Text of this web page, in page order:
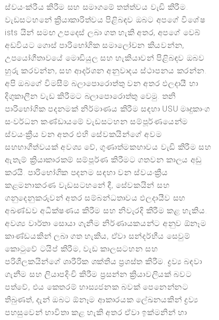
ස්වයංක්රීය කිරීම සහ සමාගමේ තත්ත්වය වැඩි කිරීම.
වැඩසටහනේ ක්‍රියාකාරිත්වය පිළිබඳව ඔබට අපගේ විශේෂ
ists යින් සමඟ උපදෙස් ලබා ගත හැකි අතර, අපගේ වෙබ්
අඩවියට ගොස් පාරිභෝගික සමාලෝචන කියවන්න,
උපයෝගීතාවයේ මොඩියුල සහ හැකියාවන් පිළිබඳව ඔබව
හුරු කරවන්න, සහ ආදර්ශන අනුවාදය ස්ථාපනය කරන්න.
අපි ඔබගේ විමසීම් බලාපොරොත්තු වන අතර ඵලදායී හා
දිගුකාලීන වැඩ කිරීමට බලාපොරොත්තු වෙමු. තනි
පාරිභෝගික පදනමක් නිර්මාණය කිරීම සඳහා USU මෘදුකාංග
සංවර්ධන කණ්ඩායමේ වැඩසටහන සම්පූර්ණයෙන්ම
ස්වයංක්‍රීය වන අතර එහි සේවකයින්ගේ අවම
සහභාගීත්වයක් අවශ්‍ය වේ, ගුණාත්මකභාවය වැඩි කිරීම සහ
ඇතැම් ක්‍රියාකාරකම් සම්පූර්ණ කිරීමට ගතවන කාලය අඩු
කරයි. පාරිභෝගික පදනම සඳහා වන ස්වයංක්‍රීය
කළමනාකරණ වැඩසටහනේ දී, සේවකයින් සහ
ගනුදෙනුකරුවන් අතර සම්බන්ධතාවය ඵලදායීව සහ
අඛණ්ඩව අධීක්ෂණය කිරීම සහ නිවැරදි කිරීම කළ හැකිය.
අවශ්‍ය වාර්තා සොයා ගැනීම නිර්ණායකයන්ට අනුව ඕනෑම
කාණ්ඩයකින් ලබා ගත හැකිය, ඒවා සන්දර්භීය සෙවුම්
කොටුවේ ටයිප් කිරීම, වැඩ කාලසටහන සහ
පරිශීලකයින්ගේ ශාරීරික ශක්තිය ප්‍රශස්ත කිරීම. ද්‍රව්‍ය බඳවා
ගැනීම සහ ලියාපදිංචි කිරීම ප්‍රසන්න ක්‍රියාවලියක් බවට
පත්වේ, එය කෙතරම් හාස්‍යජනක බවක් පෙනෙන්නට
තිබුණත්, දැන් ඔබට ඕනෑම ආකාරයක ලේඛනයකින් ද්‍රව්‍ය
පහසුවෙන් භාවිතා කළ හැකි අතර ඒවා ඉක්මනින් හා